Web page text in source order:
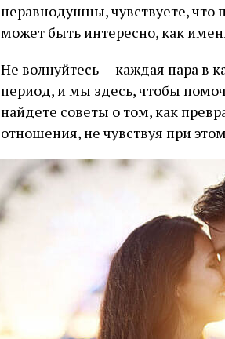
неравнодушны, чувствуете,
может быть интересно, как
Не волнуйтесь — каждая пара в
период, и мы здесь, чтобы
найдете советы о том, как
отношения, не чувствуя при